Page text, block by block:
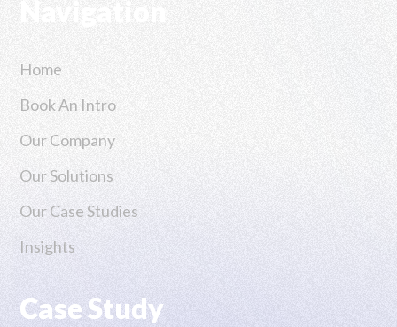
Home
Book An Intro
Our Company
Our Solutions
Our Case Studies
Insights
Case Study